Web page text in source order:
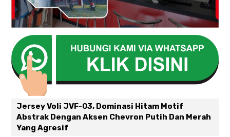
Jersey Voli JVF-03, Dominasi Hitam Motif
Abstrak Dengan Aksen Chevron Putih Dan Merah
Yang Agresif